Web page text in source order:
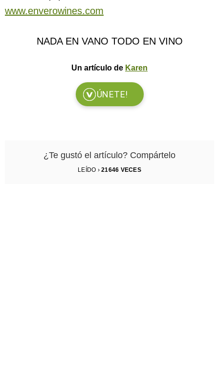
www.enverowines.com
NADA EN VANO TODO EN VINO
Un artículo de Karen
ÚNETE!
¿Te gustó el artículo? Compártelo
LEÍDO ›21646 VECES